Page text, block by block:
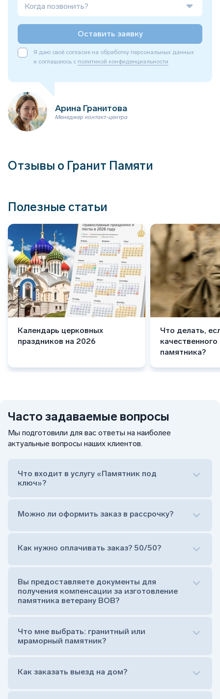
Когда позвонить?
Оставить заявку
Я даю своё согласие на обработку персональных данных
и соглашаюсь с политикой конфиденциальности
Арина Гранитова
Менеджер контакт-центра
Отзывы о Гранит Памяти
Полезные статьи
Календарь церковных
праздников на 2026
Что делать,
памятника?
Часто задаваемые вопросы
Мы подготовили для вас ответы на наиболее
актуальные вопросы наших клиентов.
Что входит в услугу «Памятник под
ключ»?
Сам комплект памятника:
Тумба (постамент, на который при помощи
штыря устанавливается стела)
Цветник (обрамление могилки, бывает, что
Обработка и сверловка комплекта
Расположение символа веры (крестик или
на символ веры или вовсе портрет не рисовать)
Можно ли оформить заказ в рассрочку?
Как нужно оплачивать заказ? 50/50?
Вы предоставляете документы для
получения компенсации за изготовление
памятника ветерану ВОВ?
Что мне выбрать: гранитный или
мраморный памятник?
Как заказать выезд на дом?